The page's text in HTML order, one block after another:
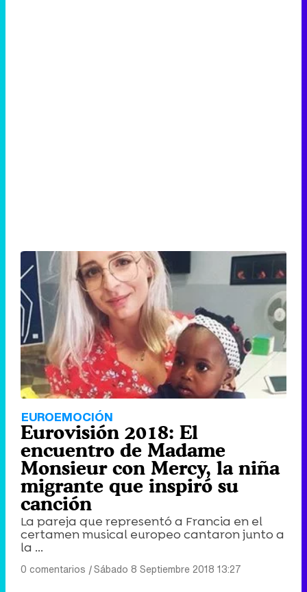
EUROEMOCIÓN
Eurovisión 2018: El
encuentro de Madame
Monsieur con Mercy, la niña
migrante que inspiró su
canción
La pareja que representó a Francia en el
certamen musical europeo cantaron junto a
la ...
0 comentarios |Sábado 8 Septiembre 2018 13:27